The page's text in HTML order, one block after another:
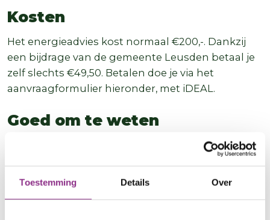
Toestemming Details Over
Kosten
Het energieadvies kost normaal €200,-. Dankzij
een bijdrage van de gemeente Leusden betaal je
zelf slechts €49,50. Betalen doe je via het
aanvraagformulier hieronder, met iDEAL.
Goed om te weten
Dit energieadvies is niet geschikt voor het
aanvragen van een energielabel. Voor een
energielabel is een ander, uitgebreider onderzoek